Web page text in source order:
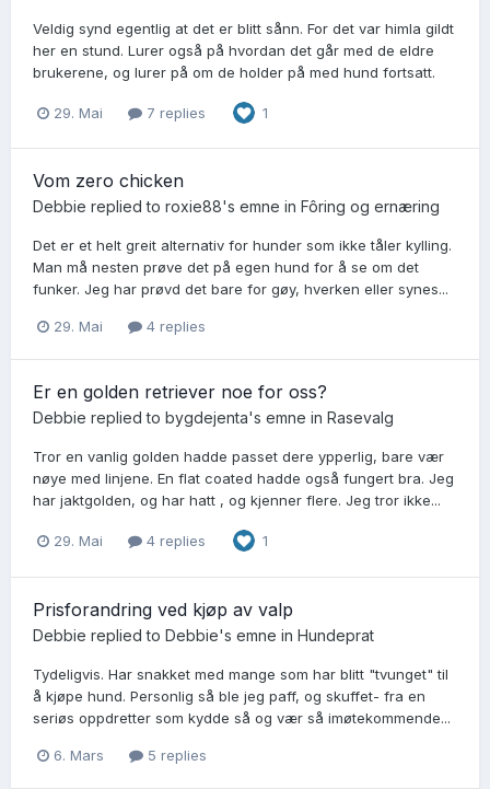
Veldig synd egentlig at det er blitt sånn. For det var himla gildt
her en stund. Lurer også på hvordan det går med de eldre
brukerene, og lurer på om de holder på med hund fortsatt.
29. Mai 7 replies 1
Vom zero chicken
Debbie replied to roxie88's emne in Fôring og ernæring
Det er et helt greit alternativ for hunder som ikke tåler kylling.
Man må nesten prøve det på egen hund for å se om det
funker. Jeg har prøvd det bare for gøy, hverken eller synes...
29. Mai 4 replies
Er en golden retriever noe for oss?
Debbie replied to bygdejenta's emne in Rasevalg
Tror en vanlig golden hadde passet dere ypperlig, bare vær
nøye med linjene. En flat coated hadde også fungert bra. Jeg
har jaktgolden, og har hatt , og kjenner flere. Jeg tror ikke...
29. Mai 4 replies 1
Prisforandring ved kjøp av valp
Debbie replied to Debbie's emne in Hundeprat
Tydeligvis. Har snakket med mange som har blitt "tvunget" til
å kjøpe hund. Personlig så ble jeg paff, og skuffet- fra en
seriøs oppdretter som kydde så og vær så imøtekommende...
6. Mars 5 replies